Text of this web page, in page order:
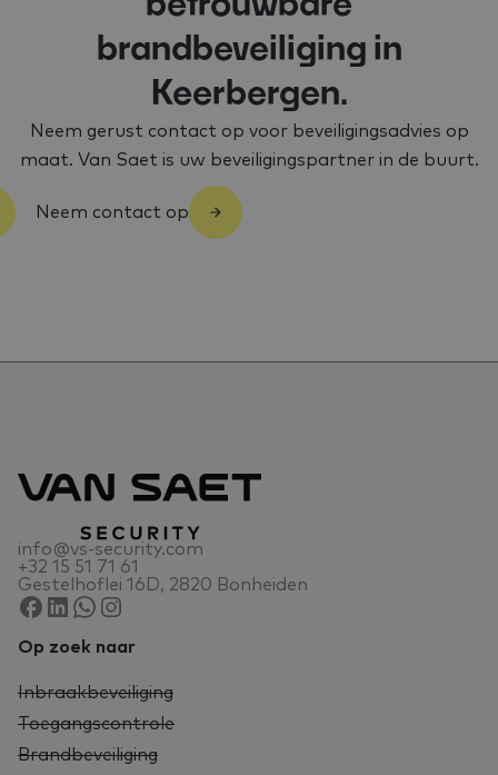
brandbeveiliging in
Keerbergen.
Neem gerust contact op voor beveiligingsadvies op
maat. Van Saet is uw beveiligingspartner in de buurt.
Neem contact op
info@vs-security.com
+32 15 51 71 61
Gestelhoflei 16D, 2820 Bonheiden
Op zoek naar
Inbraakbeveiliging
Toegangscontrole
Brandbeveiliging